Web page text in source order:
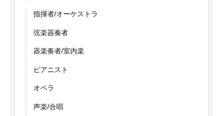
指揮者/オーケストラ
弦楽器奏者
器楽奏者/室内楽
ピアニスト
オペラ
声楽/合唱